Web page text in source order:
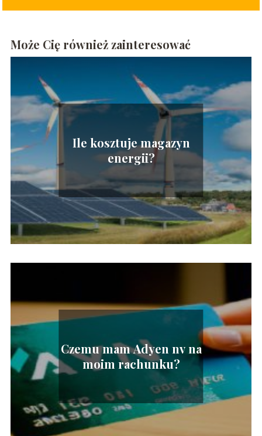
Może Cię również zainteresować
Ile kosztuje magazyn
energii?
Czemu mam Adyen nv na
moim rachunku?